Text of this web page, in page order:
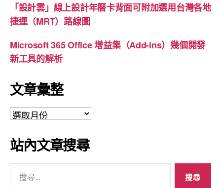
「設計雲」線上設計年曆卡背面可附加選用台灣各地
捷運（MRT）路線圖
Microsoft 365 Office 增益集（Add-ins）幾個開發
新工具的解析
文章彙整
文
彙
整
站內文章搜尋